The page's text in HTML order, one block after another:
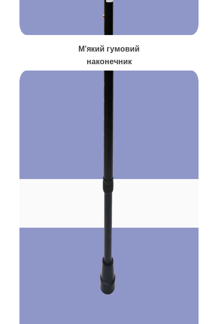
М’який гумовий
наконечник